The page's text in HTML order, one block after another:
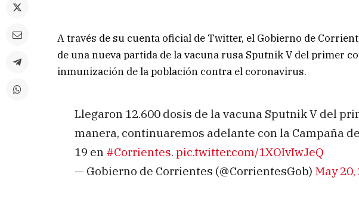
A través de su cuenta oficial de Twitter, el Gobierno de
de una nueva partida de la vacuna rusa Sputnik V del primer
inmunización de la población contra el coronavirus.
Llegaron 12.600 dosis de la vacuna Sputnik V del
manera, continuaremos adelante con la Campaña
19 en #Corrientes. pic.twitter.com/1XOIvIwJeQ
— Gobierno de Corrientes (@CorrientesGob) May 20,